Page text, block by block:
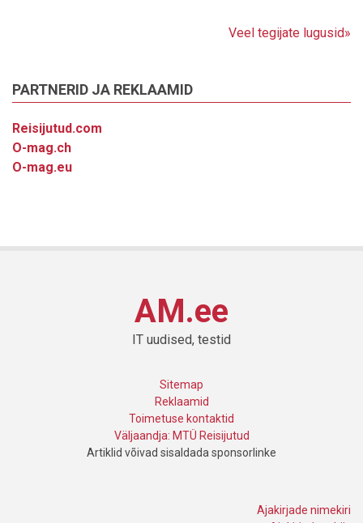
Veel tegijate lugusid»
PARTNERID JA REKLAAMID
Reisijutud.com
O-mag.ch
O-mag.eu
AM.ee
IT uudised, testid
Sitemap
Reklaamid
Toimetuse kontaktid
Väljaandja: MTÜ Reisijutud
Artiklid võivad sisaldada sponsorlinke
Ajakirjade nimekiri